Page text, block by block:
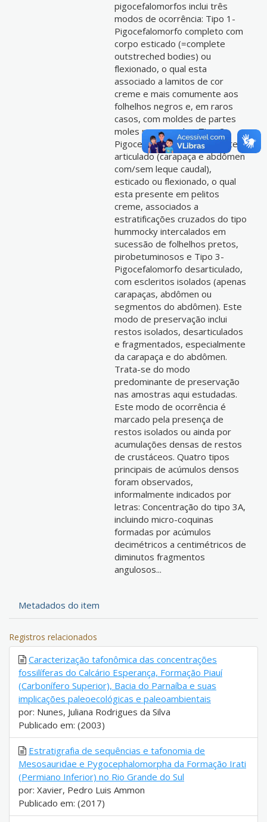
pigocefalomorfos inclui três
modos de ocorrência: Tipo 1-
Pigocefalomorfo completo com
corpo esticado (=complete
outstreched bodies) ou
flexionado, o qual esta
associado a lamitos de cor
creme e mais comumente aos
folhelhos negros e, em raros
casos, com moldes de partes
moles preservadas; Tipo 2-
Pigocefalomorfo parcialmente
articulado (carapaça e abdômen
com/sem leque caudal),
esticado ou flexionado, o qual
esta presente em pelitos
creme, associados a
estratificações cruzados do tipo
hummocky intercalados em
sucessão de folhelhos pretos,
pirobetuminosos e Tipo 3-
Pigocefalomorfo desarticulado,
com escleritos isolados (apenas
carapaças, abdômen ou
segmentos do abdômen). Este
modo de preservação inclui
restos isolados, desarticulados
e fragmentados, especialmente
da carapaça e do abdômen.
Trata-se do modo
predominante de preservação
nas amostras aqui estudadas.
Este modo de ocorrência é
marcado pela presença de
restos isolados ou ainda por
acumulações densas de restos
de crustáceos. Quatro tipos
principais de acúmulos densos
foram observados,
informalmente indicados por
letras: Concentração do tipo 3A,
incluindo micro-coquinas
formadas por acúmulos
decimétricos a centimétricos de
diminutos fragmentos
angulosos...
Metadados do item
Registros relacionados
Caracterização tafonômica das concentrações
fossilíferas do Calcário Esperança, Formação Piauí
(Carbonífero Superior), Bacia do Parnaíba e suas
implicações paleoecológicas e paleoambientais
por: Nunes, Juliana Rodrigues da Silva
Publicado em: (2003)
Estratigrafia de sequências e tafonomia de
Mesosauridae e Pygocephalomorpha da Formação Irati
(Permiano Inferior) no Rio Grande do Sul
por: Xavier, Pedro Luis Ammon
Publicado em: (2017)